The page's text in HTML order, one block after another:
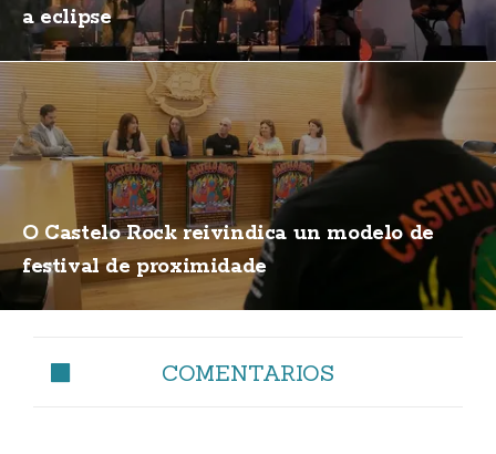
a eclipse
O Castelo Rock reivindica un modelo de
festival de proximidade
COMENTARIOS